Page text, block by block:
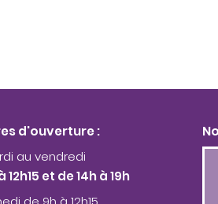
d'ouverture :
au vendredi
12h15 et de 14h à 19h